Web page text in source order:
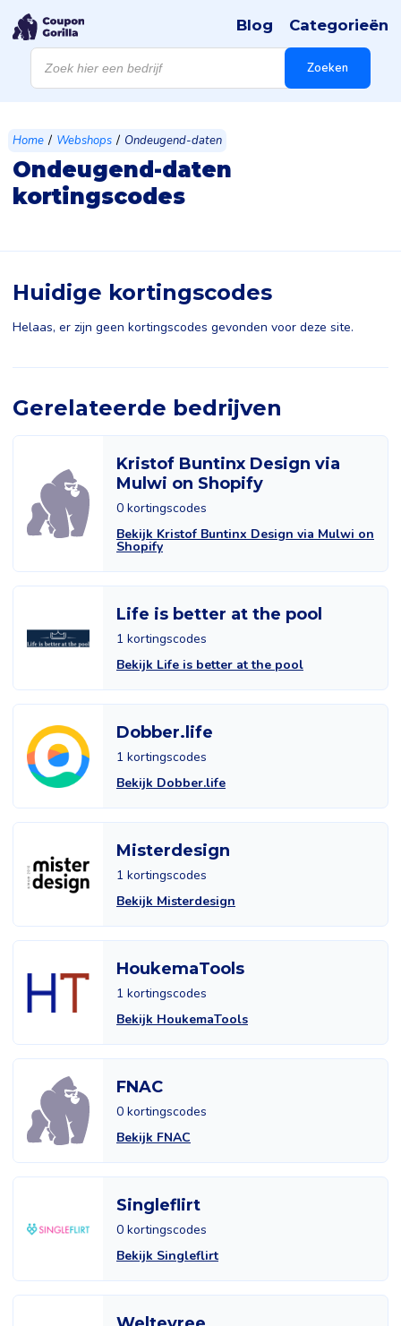
Products
search Zoeken
Blog Categorieën
Home / Webshops / Ondeugend-daten
Ondeugend-daten
kortingscodes
Huidige kortingscodes
Helaas, er zijn geen kortingscodes gevonden voor deze site.
Gerelateerde bedrijven
Kristof Buntinx Design via
Mulwi on Shopify
0 kortingscodes
Bekijk Kristof Buntinx Design via Mulwi on
Shopify
Life is better at the pool
1 kortingscodes
Bekijk Life is better at the pool
Dobber.life
1 kortingscodes
Bekijk Dobber.life
Misterdesign
1 kortingscodes
Bekijk Misterdesign
HoukemaTools
1 kortingscodes
Bekijk HoukemaTools
FNAC
0 kortingscodes
Bekijk FNAC
Singleflirt
0 kortingscodes
Bekijk Singleflirt